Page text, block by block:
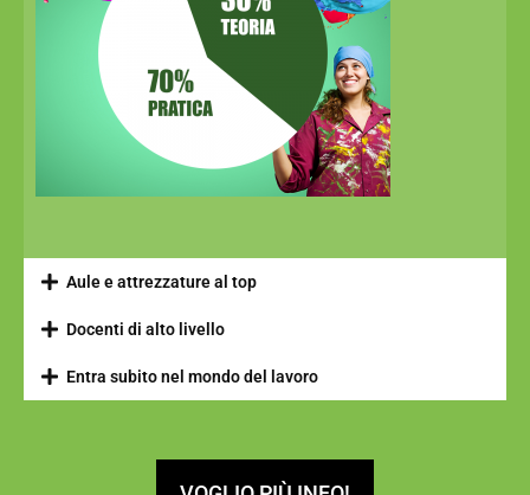
Aule e attrezzature al top
Docenti di alto livello
Entra subito nel mondo del lavoro